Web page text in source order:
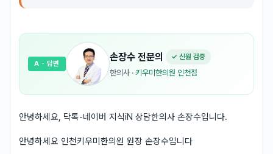
손장수 전문의 ✓ 신원 검증
한의사 · 키우미한의원 인천점
A · 답변
안녕하세요, 닥톡-네이버 지식iN 상담한의사 손장수입니다.
안녕하세요 인천키우미한의원 원장 손장수입니다